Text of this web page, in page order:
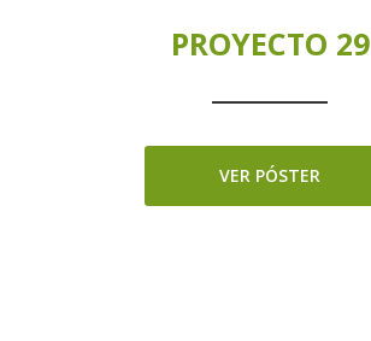
PROYECTO 29
VER PÓSTER